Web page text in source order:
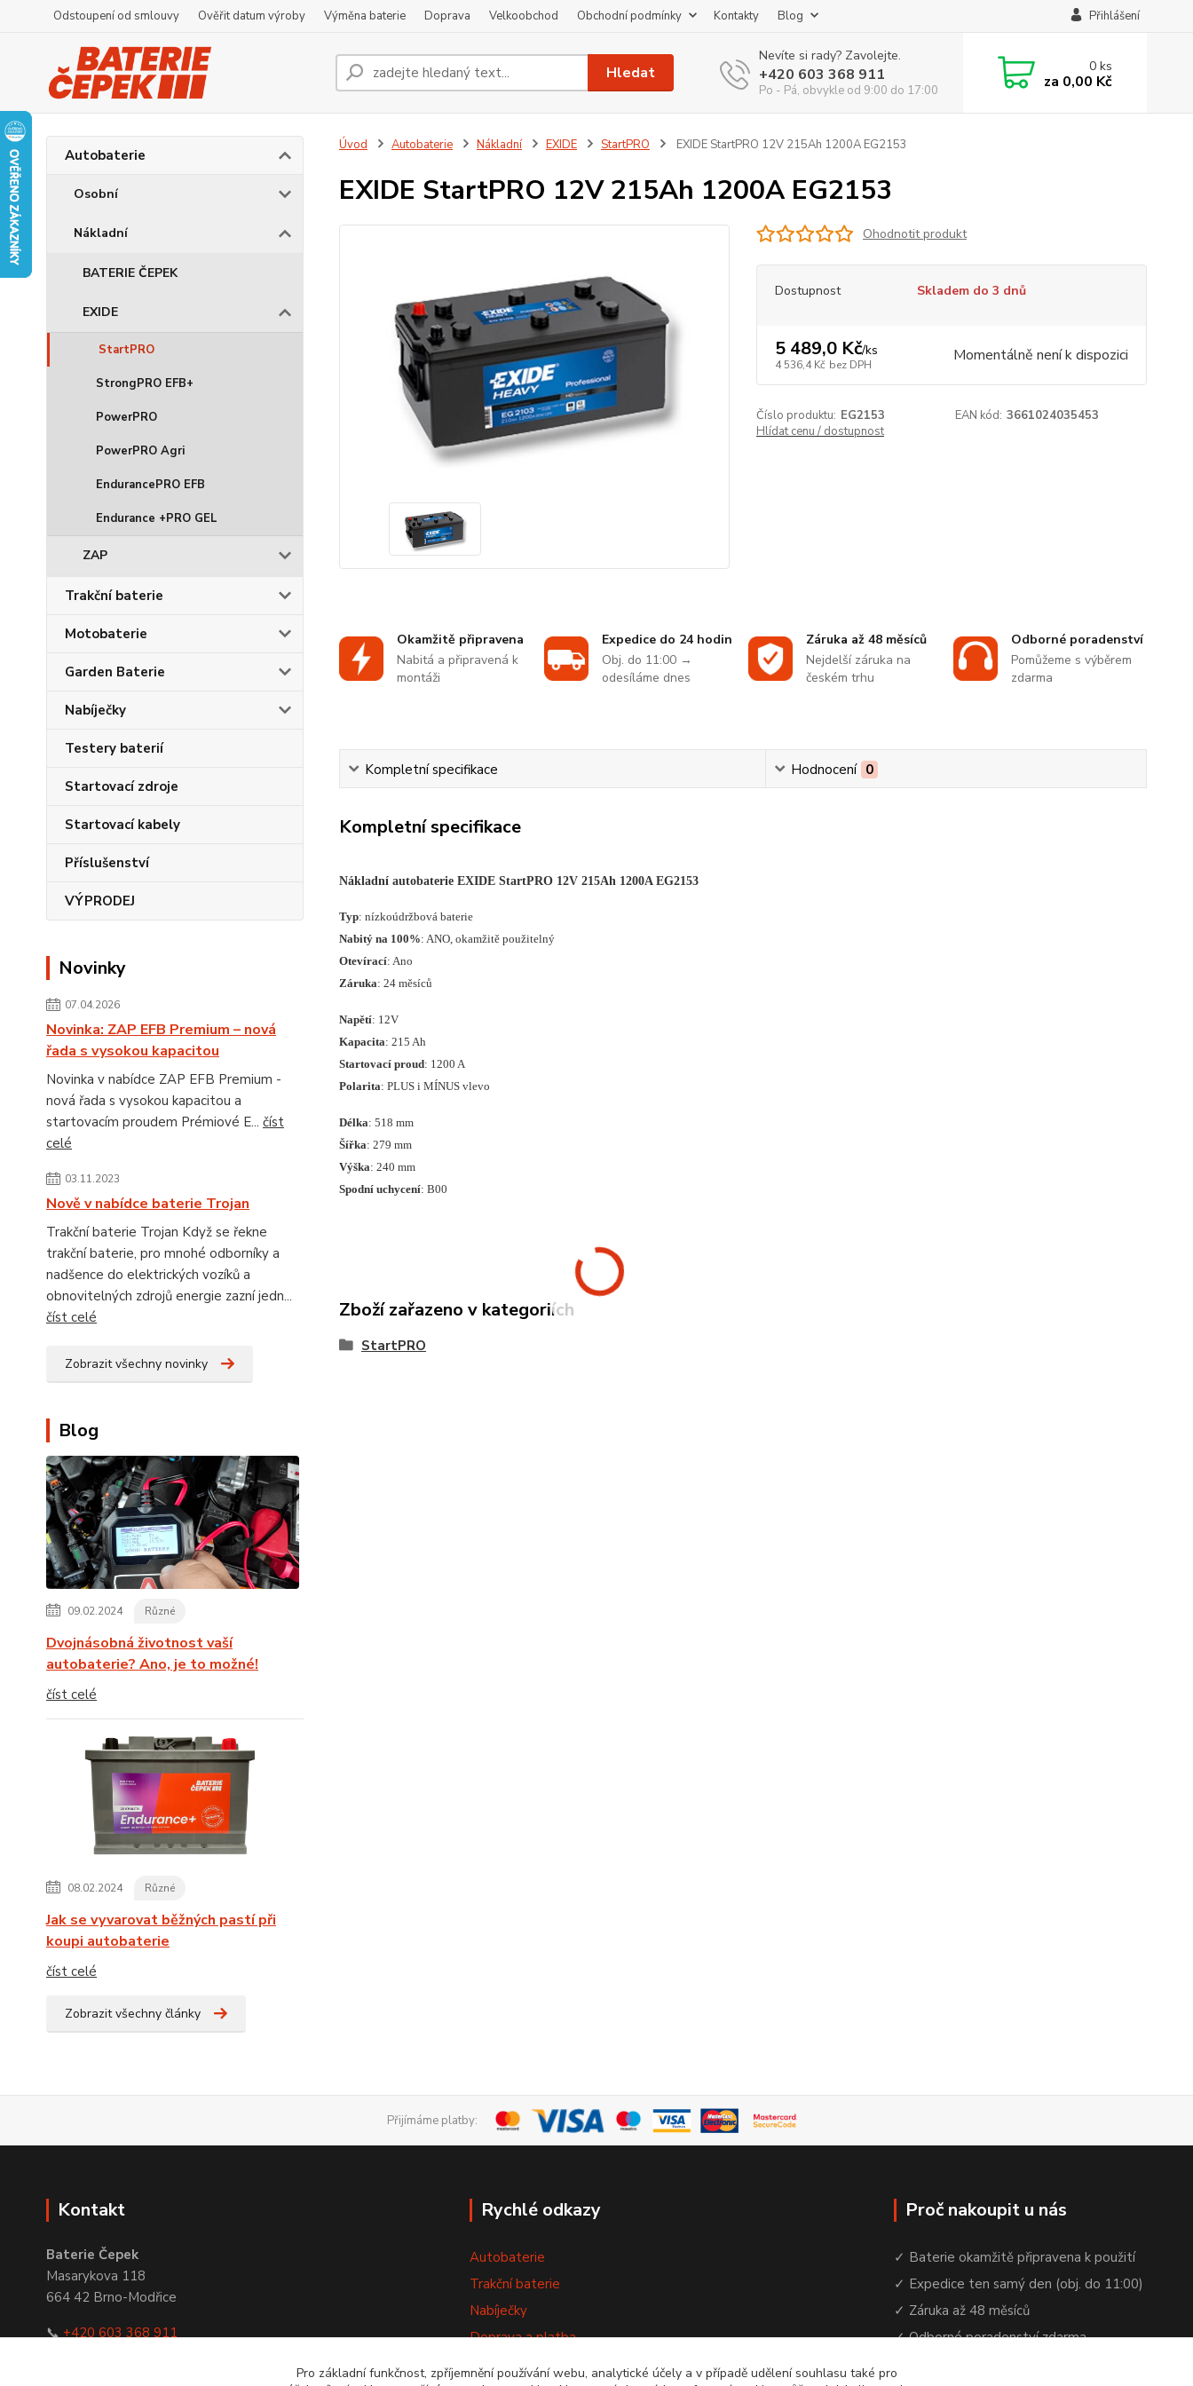
Odstoupení od smlouvy Ověřit datum výroby Výměna baterie Doprava Velkoobchod Obchodní podmínky Kontakty Blog Přihlášení
Hledat
Nevíte si rady? Zavolejte.
+420 603 368 911
Po - Pá, obvykle od 9:00 do 17:00
0ks
za 0,00 Kč
Autobaterie
Osobní
Nákladní
BATERIE ČEPEK
EXIDE
StartPRO
StrongPRO EFB+
PowerPRO
PowerPRO Agri
EndurancePRO EFB
Endurance +PRO GEL
ZAP
Trakční baterie
Motobaterie
Garden Baterie
Nabíječky
Testery baterií
Startovací zdroje
Startovací kabely
Příslušenství
VÝPRODEJ
Novinky
07.04.2026
Novinka: ZAP EFB Premium – nová
řada s vysokou kapacitou
Novinka v nabídce ZAP EFB Premium -
nová řada s vysokou kapacitou a
startovacím proudem Prémiové E... číst
celé
03.11.2023
Nově v nabídce baterie Trojan
Trakční baterie Trojan Když se řekne
trakční baterie, pro mnohé odborníky a
nadšence do elektrických vozíků a
obnovitelných zdrojů energie zazní jedn...
číst celé
Zobrazit všechny novinky
Blog
09.02.2024 Různé
Dvojnásobná životnost vaší
autobaterie? Ano, je to možné!
číst celé
08.02.2024 Různé
Jak se vyvarovat běžných pastí při
koupi autobaterie
číst celé
Zobrazit všechny články
Úvod Autobaterie Nákladní EXIDE StartPRO EXIDE StartPRO 12V 215Ah 1200A EG2153
EXIDE StartPRO 12V 215Ah 1200A EG2153
Ohodnotit produkt
Dostupnost Skladem do 3 dnů
5 489,0 Kč/ks
4 536,4 Kč bez DPH Momentálně není k dispozici
Číslo produktu: EG2153 EAN kód: 3661024035453
Hlídat cenu / dostupnost
Okamžitě připravena
Nabitá a připravená k
montáži
Expedice do 24 hodin
Obj. do 11:00 →
odesíláme dnes
Záruka až 48 měsíců
Nejdelší záruka na
českém trhu
Odborné poradenství
Pomůžeme s výběrem
zdarma
Kompletní specifikace Hodnocení 0
Kompletní specifikace
Nákladní autobaterie EXIDE StartPRO 12V 215Ah 1200A EG2153
Typ: nízkoúdržbová baterie
Nabitý na 100%: ANO, okamžitě použitelný
Otevírací: Ano
Záruka: 24 měsíců
Napětí: 12V
Kapacita: 215 Ah
Startovací proud: 1200 A
Polarita: PLUS i MÍNUS vlevo
Délka: 518 mm
Šířka: 279 mm
Výška: 240 mm
Spodní uchycení: B00
Zboží zařazeno v kategoriích
StartPRO
Přijímáme platby:
Kontakt
Baterie Čepek
Masarykova 118
664 42 Brno-Modřice
📞+420 603 368 911
Rychlé odkazy
Autobaterie
Trakční baterie
Nabíječky
Doprava a platba
Výměna baterie
Proč nakoupit u nás
✓ Baterie okamžitě připravena k použití
✓ Expedice ten samý den (obj. do 11:00)
✓ Záruka až 48 měsíců
✓ Odborné poradenství zdarma
Pro základní funkčnost, zpříjemnění používání webu, analytické účely a v případě udělení souhlasu také pro